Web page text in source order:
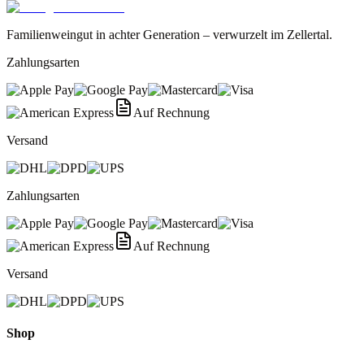
Familienweingut in achter Generation – verwurzelt im Zellertal.
Zahlungsarten
Auf Rechnung
Versand
Zahlungsarten
Auf Rechnung
Versand
Shop